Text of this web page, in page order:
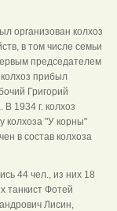
организован колхоз
в том числе семьи
председателем
прибыл
Григорий
В 1934 г. колхоз
колхоза "У корны"
в состав колхоза
44 чел., из них 18
танкист Фотей
Лисин,